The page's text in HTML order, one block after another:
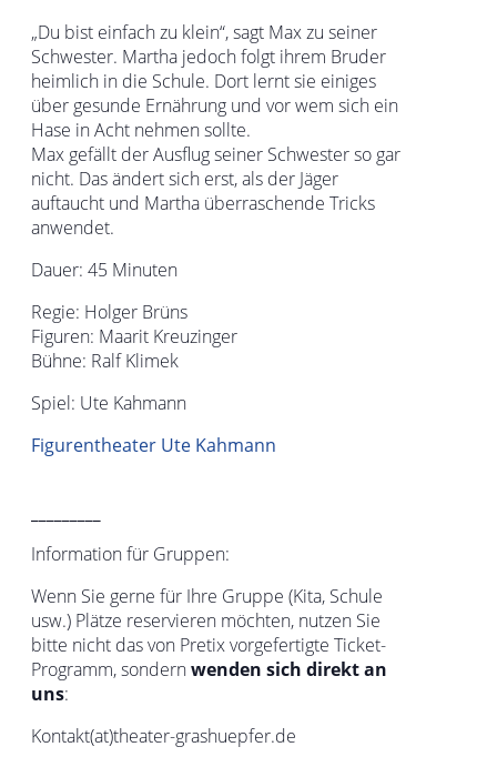
„Du bist einfach zu klein“, sagt Max zu seiner
Schwester. Martha jedoch folgt ihrem Bruder
heimlich in die Schule. Dort lernt sie einiges
über gesunde Ernährung und vor wem sich ein
Hase in Acht nehmen sollte.
Max gefällt der Ausflug seiner Schwester so gar
nicht. Das ändert sich erst, als der Jäger
auftaucht und Martha überraschende Tricks
anwendet.
Dauer: 45 Minuten
Regie: Holger Brüns
Figuren: Maarit Kreuzinger
Bühne: Ralf Klimek
Spiel: Ute Kahmann
Figurentheater Ute Kahmann
Information für Gruppen:
Wenn Sie gerne für Ihre Gruppe (Kita, Schule
usw.) Plätze reservieren möchten, nutzen Sie
bitte nicht das von Pretix vorgefertigte Ticket-
Programm, sondernwenden sich direkt an
uns:
Kontakt(at)theater-grashuepfer.de